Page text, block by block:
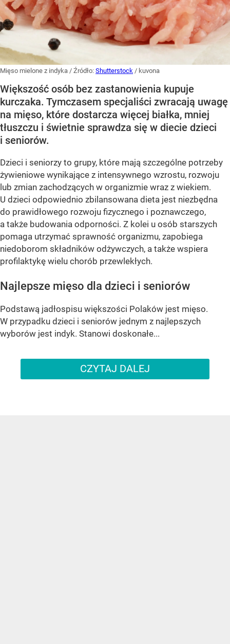
Mięso mielone z indyka / Źródło: Shutterstock / kuvona
Większość osób bez zastanowienia kupuje
kurczaka. Tymczasem specjaliści zwracają uwagę
na mięso, które dostarcza więcej białka, mniej
tłuszczu i świetnie sprawdza się w diecie dzieci
i seniorów.
Dzieci i seniorzy to grupy, które mają szczególne potrzeby
żywieniowe wynikające z intensywnego wzrostu, rozwoju
lub zmian zachodzących w organizmie wraz z wiekiem.
U dzieci odpowiednio zbilansowana dieta jest niezbędna
do prawidłowego rozwoju fizycznego i poznawczego,
a także budowania odporności. Z kolei u osób starszych
pomaga utrzymać sprawność organizmu, zapobiega
niedoborom składników odżywczych, a także wspiera
profilaktykę wielu chorób przewlekłych.
Najlepsze mięso dla dzieci i seniorów
Podstawą jadłospisu większości Polaków jest mięso.
W przypadku dzieci i seniorów jednym z najlepszych
wyborów jest indyk. Stanowi doskonałe...
CZYTAJ DALEJ